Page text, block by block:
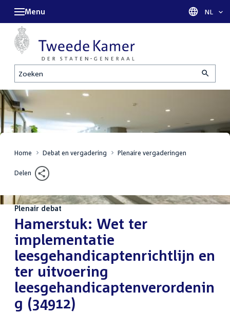
Zoeken
Menu Taal
NL
Home Debat en vergadering Plenaire vergaderingen
Delen
Plenair debat
:Hamerstuk: Wet ter
implementatie
leesgehandicaptenrichtlijn en
ter uitvoering
leesgehandicaptenverordenin
g (34912)